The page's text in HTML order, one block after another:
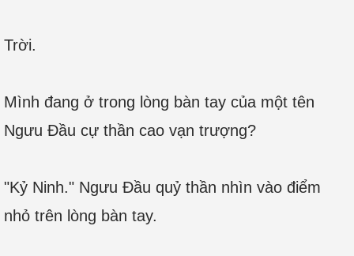
Trời.
Mình đang ở trong lòng bàn tay của một tên
Ngưu Đầu cự thần cao vạn trượng?
"Kỷ Ninh." Ngưu Đầu quỷ thần nhìn vào điểm
nhỏ trên lòng bàn tay.